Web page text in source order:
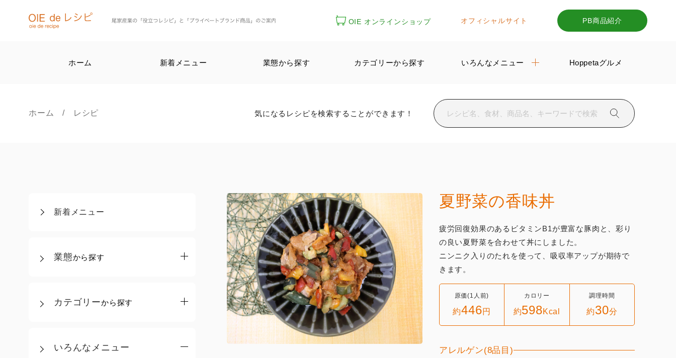
OIE オンラインショップ オフィシャルサイト PB商品紹介
ホーム 新着メニュー 業態から探す カテゴリーから探す いろんなメニュー Hoppetaグルメ
ホーム/ レシピ 気になるレシピを検索することができます！
新着メニュー
業態から探す
カテゴリーから探す
いろんなメニュー
夏野菜の香味丼
疲労回復効果のあるビタミンB1が豊富な豚肉と、彩り
の良い夏野菜を合わせて丼にしました。
ニンニク入りのたれを使って、吸収率アップが期待で
きます。
原価(1人前)
約446円
カロリー
約598Kcal
調理時間
約30分
アレルゲン(8品目)